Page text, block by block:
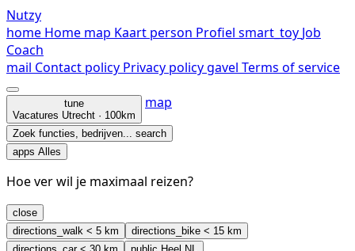
Nutzy
home Home map Kaart person Profiel smart_toy Job
Coach
mail Contact policy Privacy policygavel Terms of service
tune
Vacatures Utrecht · 100km
map
Zoek functies, bedrijven... search
apps Alles
Hoe ver wil je maximaal reizen?
close
directions_walk < 5 km directions_bike < 15 km